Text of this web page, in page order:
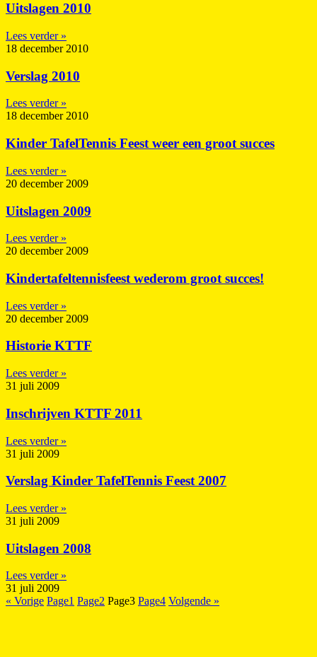
Uitslagen 2010
Lees verder »
18 december 2010
Verslag 2010
Lees verder »
18 december 2010
Kinder TafelTennis Feest weer een groot succes
Lees verder »
20 december 2009
Uitslagen 2009
Lees verder »
20 december 2009
Kindertafeltennisfeest wederom groot succes!
Lees verder »
20 december 2009
Historie KTTF
Lees verder »
31 juli 2009
Inschrijven KTTF 2011
Lees verder »
31 juli 2009
Verslag Kinder TafelTennis Feest 2007
Lees verder »
31 juli 2009
Uitslagen 2008
Lees verder »
31 juli 2009
« Vorige Page1 Page2 Page3 Page4 Volgende »